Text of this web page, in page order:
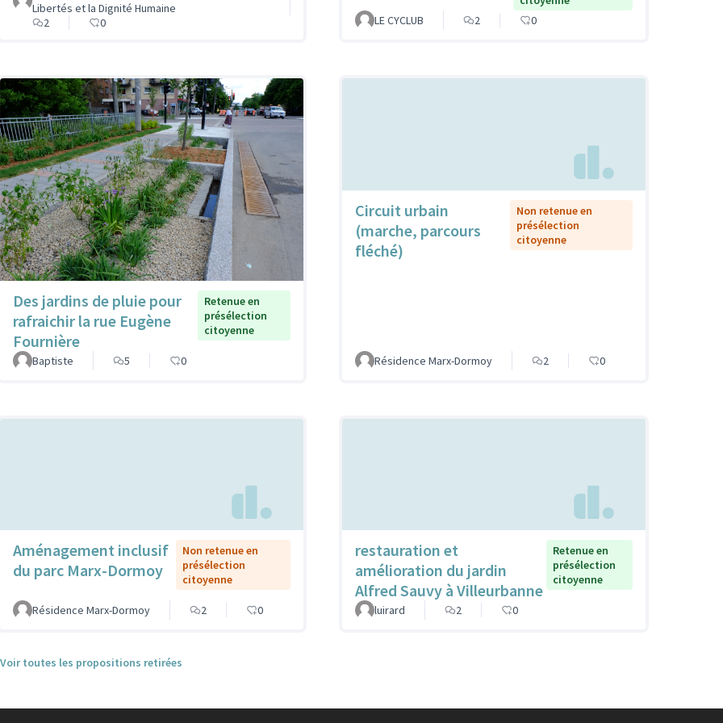
Libertés et la Dignité Humaine
2
0
LE CYCLUB
2 0
Des jardins de pluie pour
rafraichir la rue Eugène
Fournière
Retenue en
présélection
citoyenne
Baptiste 5 0
Circuit urbain
(marche, parcours
fléché)
Non retenue en
présélection
citoyenne
Résidence Marx-Dormoy 2 0
Aménagement inclusif
du parc Marx-Dormoy
Non retenue en
présélection
citoyenne
Résidence Marx-Dormoy 2 0
restauration et
amélioration du jardin
Alfred Sauvy à Villeurbanne
Retenue en
présélection
citoyenne
luirard 2 0
Voir toutes les propositions retirées